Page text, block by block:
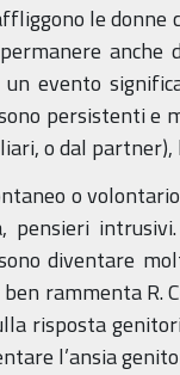
le
evento
persistenti e
o dal
o
pensieri
diventare
rammenta
risposta
l’ansia